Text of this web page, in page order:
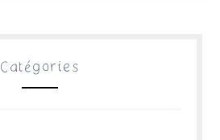
Catégories